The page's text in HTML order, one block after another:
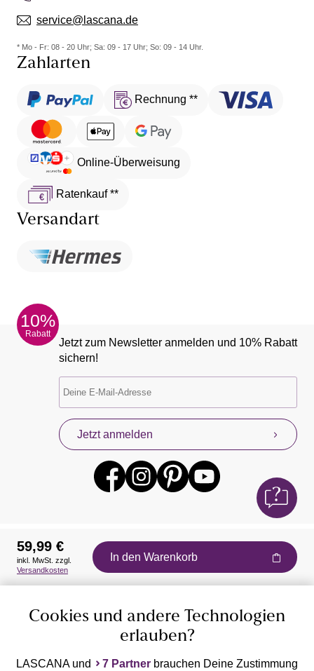
service@lascana.de
* Mo - Fr: 08 - 20 Uhr; Sa: 09 - 17 Uhr; So: 09 - 14 Uhr.
Zahlarten
Rechnung **
Online-Überweisung
Ratenkauf **
Versandart
10%
Rabatt
Jetzt zum Newsletter anmelden und 10% Rabatt
sichern!
Jetzt anmelden
Auszeichnungen
59,99 €
inkl. MwSt. zzgl.
Versandkosten
In den Warenkorb
Cookies und andere Technologien
erlauben?
LASCANA und 7 Partner brauchen Deine Zustimmung